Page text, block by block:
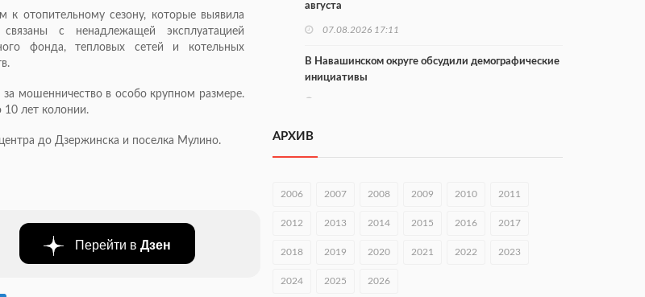
к отопительному сезону, которые выявила
с ненадлежащей эксплуатацией
фонда, тепловых сетей и котельных
мошенничество в особо крупном размере.
10 лет колонии.
до Дзержинска и поселка Мулино.
Перейти в Дзен
августа
07.08.2026 17:11
В Навашинском округе обсудили демографические
инициативы
Институт развития агломерации разработал 39
Нижний Новгород
В Нижегородской области прошло заседание АТК и
АРХИВ
2006 2007 2008 2009 2010 2011
2012 2013 2014 2015 2016 2017
2018 2019 2020 2021 2022 2023
2024 2025 2026